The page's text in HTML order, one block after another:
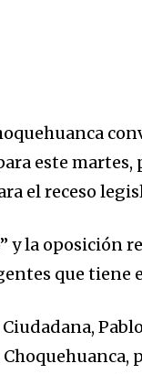
este
el receso
y la oposición
que tiene